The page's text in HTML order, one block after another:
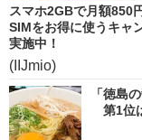
スマホ2GBで月額850
SIMをお得に使うキャ
実施中！
(IIJmio)
「徳島
第1位